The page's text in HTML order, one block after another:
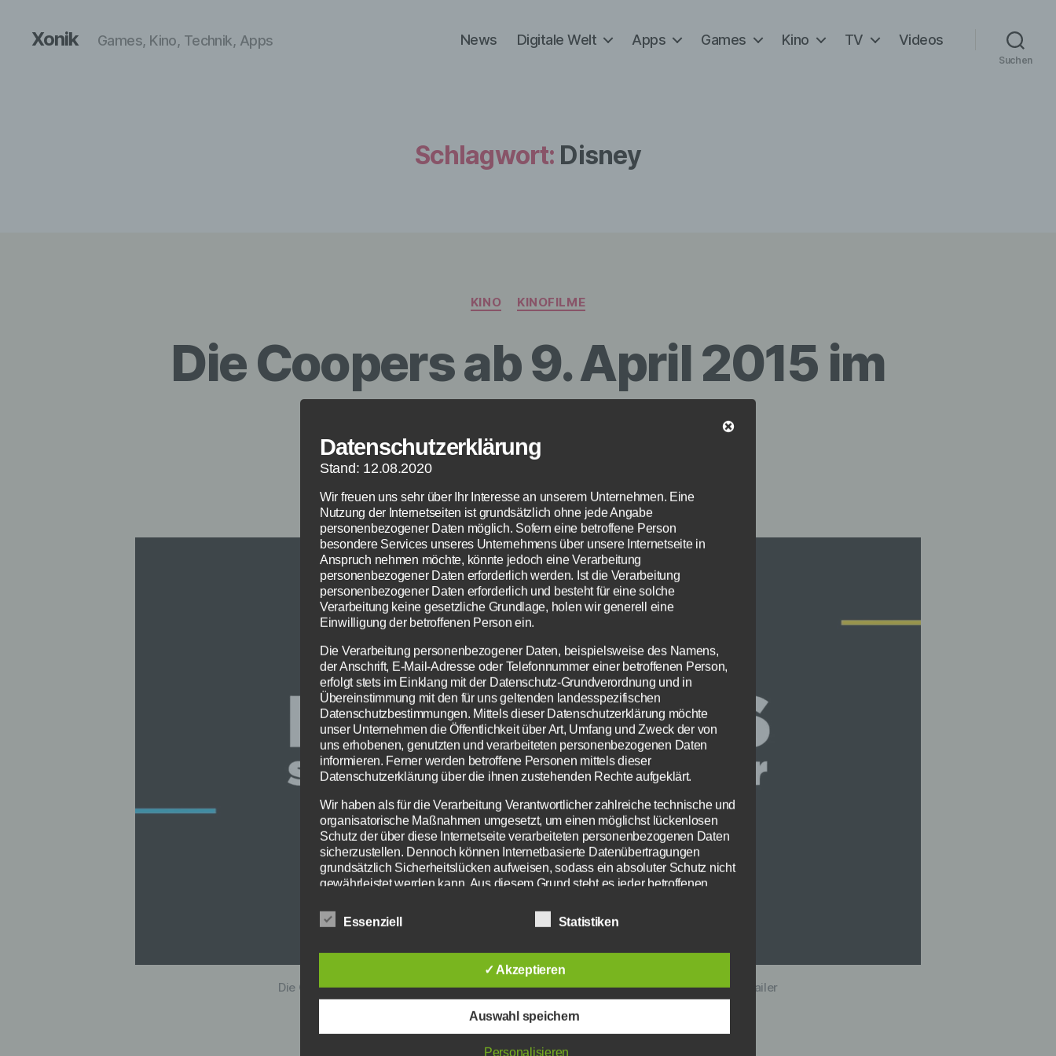
Xonik Games, Kino, Technik, Apps News Digitale Welt Apps Games Kino TV Videos
Suchen
Schlagwort: Disney
Kategorien
KINO KINOFILME
Die Coopers ab 9. April 2015 im
Kino
Die Coopers schlimmer geht immer: Kinostart am 9. April 2015 - Bildquelle: Disney / Trailer
Datenschutzerklärung
Stand: 12.08.2020
Wir freuen uns sehr über Ihr Interesse an unserem Unternehmen. Eine
Nutzung der Internetseiten ist grundsätzlich ohne jede Angabe
personenbezogener Daten möglich. Sofern eine betroffene Person
besondere Services unseres Unternehmens über unsere Internetseite in
Anspruch nehmen möchte, könnte jedoch eine Verarbeitung
personenbezogener Daten erforderlich werden. Ist die Verarbeitung
personenbezogener Daten erforderlich und besteht für eine solche
Verarbeitung keine gesetzliche Grundlage, holen wir generell eine
Einwilligung der betroffenen Person ein.
Die Verarbeitung personenbezogener Daten, beispielsweise des Namens,
der Anschrift, E-Mail-Adresse oder Telefonnummer einer betroffenen Person,
erfolgt stets im Einklang mit der Datenschutz-Grundverordnung und in
Übereinstimmung mit den für uns geltenden landesspezifischen
Datenschutzbestimmungen. Mittels dieser Datenschutzerklärung möchte
unser Unternehmen die Öffentlichkeit über Art, Umfang und Zweck der von
uns erhobenen, genutzten und verarbeiteten personenbezogenen Daten
informieren. Ferner werden betroffene Personen mittels dieser
Datenschutzerklärung über die ihnen zustehenden Rechte aufgeklärt.
Wir haben als für die Verarbeitung Verantwortlicher zahlreiche technische und
organisatorische Maßnahmen umgesetzt, um einen möglichst lückenlosen
Schutz der über diese Internetseite verarbeiteten personenbezogenen Daten
sicherzustellen. Dennoch können Internetbasierte Datenübertragungen
grundsätzlich Sicherheitslücken aufweisen, sodass ein absoluter Schutz nicht
gewährleistet werden kann. Aus diesem Grund steht es jeder betroffenen
beispielsweise telefonisch, an uns zu übermitteln.
Die Datenschutzerklärung beruht auf den Begrifflichkeiten, die durch
den Europäischen Richtlinien- und Verordnungsgeber beim Erlass
der Datenschutz-Grundverordnung (DS-GVO) verwendet wurden.
Unsere Datenschutzerklärung soll sowohl für die Öffentlichkeit als
auch für unsere Kunden und Geschäftspartner einfach lesbar und
Essenziell Statistiken
✓ Akzeptieren
Auswahl speichern
Personalisieren